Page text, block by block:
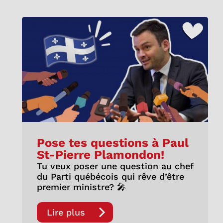
Pose tes questions à Paul
St-Pierre Plamondon!
Tu veux poser une question au chef
du Parti québécois qui rêve d’être
premier ministre? 🎤
Lire plus